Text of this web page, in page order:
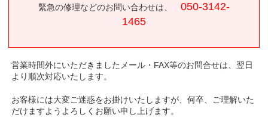
緊急の修理などのお問い合わせは、 050-3142-
1465
営業時間外にいただきましたメール・FAX等のお問合せは、翌日
より順次対応いたします。
お客様には大変ご迷惑をお掛けいたしますが、何卒、ご理解いた
だけますようよろしくお願い申し上げます。